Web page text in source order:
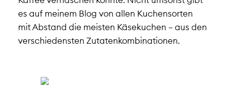
es auf meinem Blog von allen Kuchensorten
mit Abstand die meisten Käsekuchen – aus den
verschiedensten Zutatenkombinationen.